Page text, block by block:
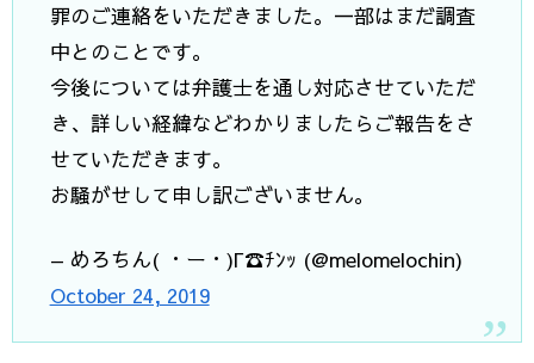
罪のご連絡をいただきました。一部はまだ調査
中とのことです。
今後については弁護士を通し対応させていただ
き、詳しい経緯などわかりましたらご報告をさ
せていただきます。
お騒がせして申し訳ございません。
— めろちん( ・ー・)Г☎ﾁﾝｯ (@melomelochin)
October 24, 2019